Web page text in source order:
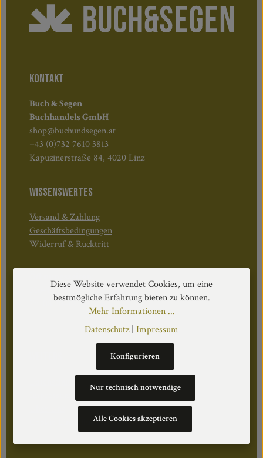
KONTAKT
Buch & Segen
Buchhandels GmbH
shop@buchundsegen.at
+43 (0)732 7610 3813
Kapuzinerstraße 84, 4020 Linz
WISSENSWERTES
Versand & Zahlung
Geschäftsbedingungen
Widerruf & Rücktritt
Mo–Do: 08:30–17:00 Uhr
Fr: 08:30–12:30 Uhr
Cookie Einstellungen
Diese Website verwendet Cookies, um eine
bestmögliche Erfahrung bieten zu können.
Mehr Informationen ...
Datenschutz| Impressum
Nur technisch notwendige
Konfigurieren
Alle Cookies akzeptieren